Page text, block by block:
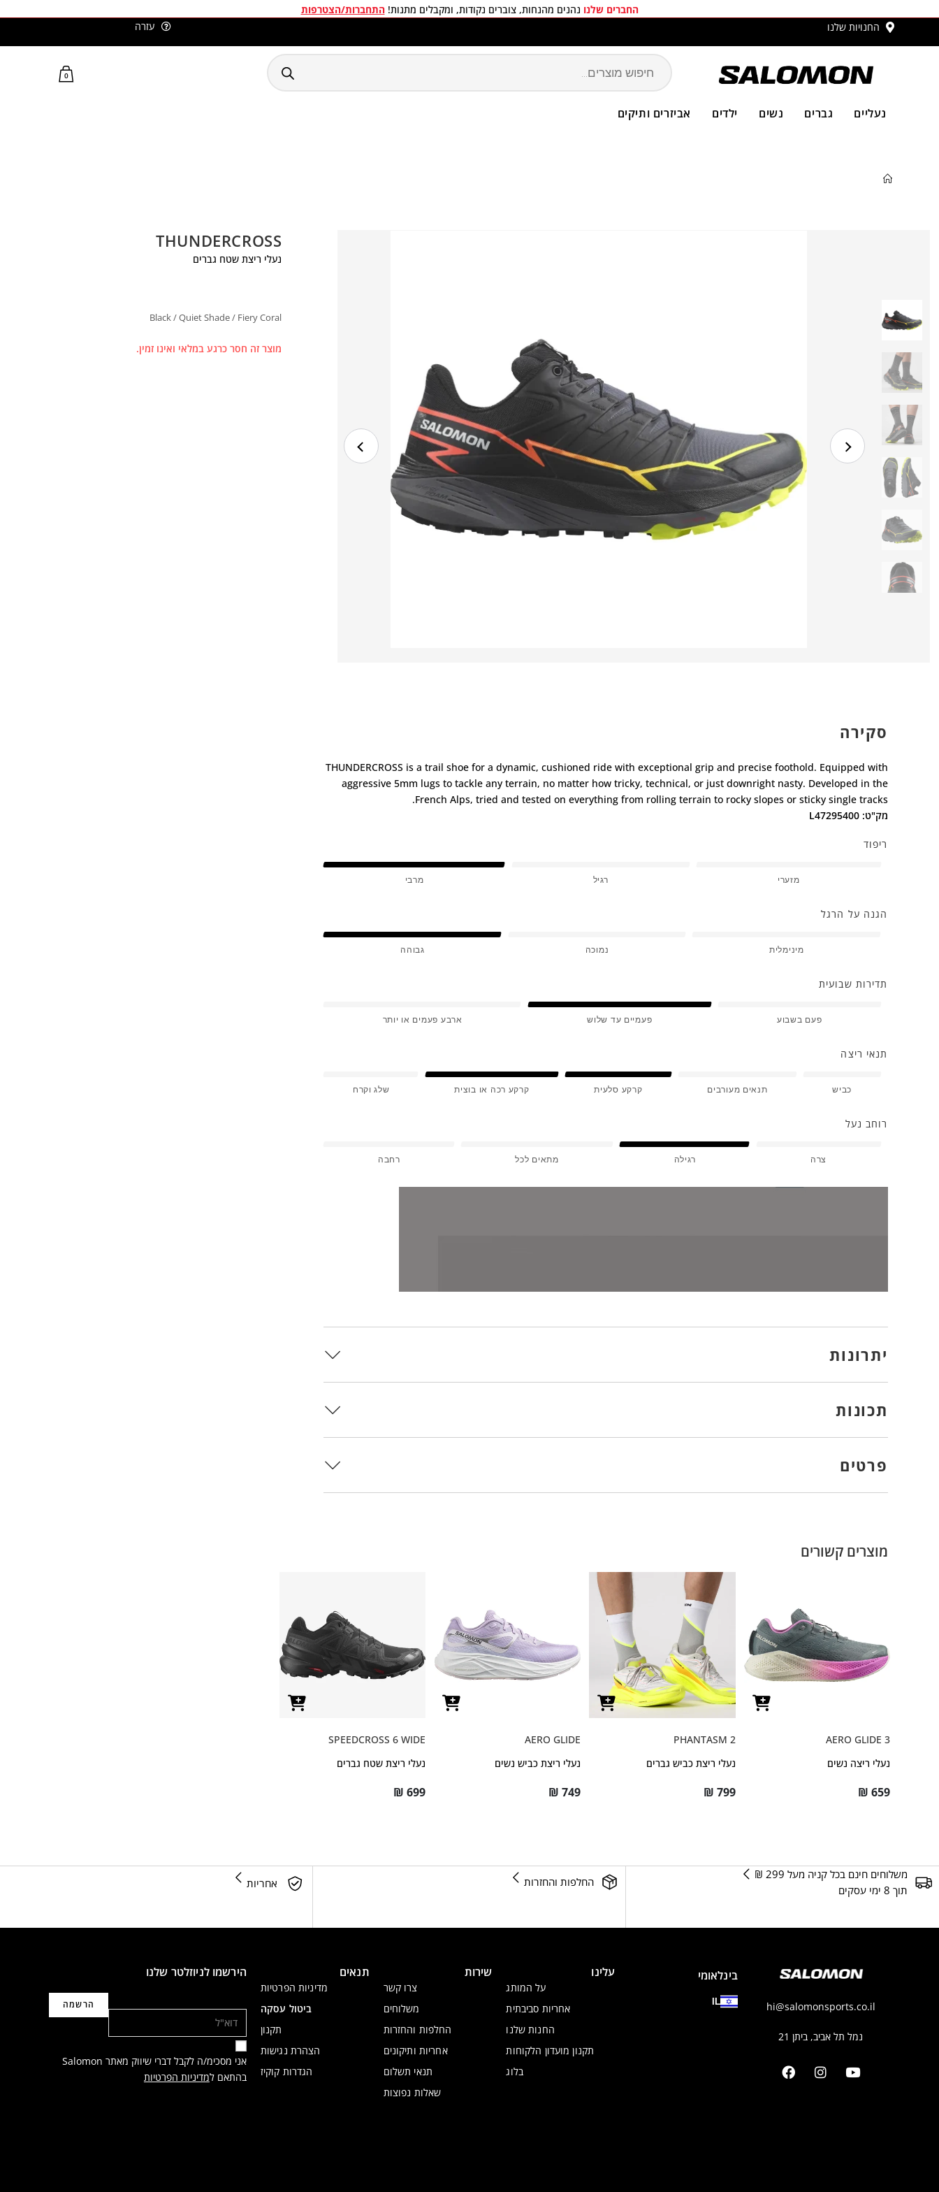
החברים שלנו נהנים מהנחות, צוברים נקודות, ומקבלים מתנות!התחברות/הצטרפות
החנויות שלנו
משלוחים חינם בכל קניה מעל 299 ₪
עזרה
נעליים גברים נשים ילדים אביזרים ותיקים
0
THUNDERCROSS
נעלי ריצת שטח גברים
Black / Quiet Shade / Fiery Coral
מוצר זה חסר כרגע במלאי ואינו זמין.
סקירה
THUNDERCROSS is a trail shoe for a dynamic, cushioned ride with exceptional grip and precise foothold. Equipped with
aggressive 5mm lugs to tackle any terrain, no matter how tricky, technical, or just downright nasty. Developed in the
French Alps, tried and tested on everything from rolling terrain to rocky slopes or sticky single tracks.
מק"ט: L47295400
ריפוד
מזערי רגיל מרבי
הגנה על הרגל
מינימלית נמוכה גבוהה
תדירות שבועית
פעם בשבוע פעמיים עד שלוש ארבע פעמים או יותר
תנאי ריצה
כביש תנאים מעורבים קרקע סלעית קרקע רכה או בוצית שלג וקרח
רוחב נעל
צרה רגילה מתאים לכל רחבה
יתרונות
תכונות
פרטים
מוצרים קשורים
AERO GLIDE 3
נעלי ריצה נשים
₪ 659
PHANTASM 2
נעלי ריצת כביש גברים
₪ 799
AERO GLIDE
נעלי ריצת כביש נשים
₪ 749
SPEEDCROSS 6 WIDE
נעלי ריצת שטח גברים
₪ 699
משלוחים חינם בכל קניה מעל 299 ₪
תוך 8 ימי עסקים
החלפות והחזרות אחריות
hi@salomonsports.co.il
נמל תל אביב, ביתן 21
בינלאומי
IL
עלינו
על המותג
אחריות סביבתית
החנות שלנו
תקנון מועדון הלקוחות
בלוג
שירות
צרו קשר
משלוחים
החלפות והחזרות
אחריות ותיקונים
תנאי תשלום
שאלות נפוצות
תנאים
מדיניות הפרטיות
ביטול עסקה
תקנון
הצהרת נגישות
הגדרות קוקיז
הירשמו לניוזלטר שלנו
אני מסכימ/ה לקבל דברי שיווק מאתר Salomon
בהתאם למדיניות הפרטיות